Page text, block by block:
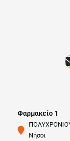
Φαρμακείο 1
ΠΟΛΥΧΡΟΝΙΟΥ
Νήσοι